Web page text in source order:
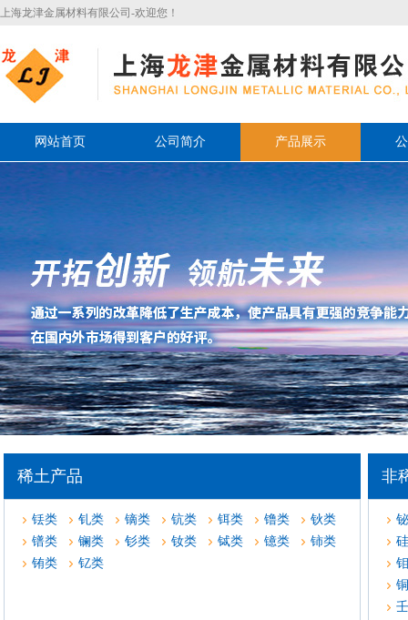
上海龙津金属材料有限公司-欢迎您！
网站首页 公司简介 产品展示
稀土产品
铥类 钆类 镝类 钪类 铒类 镥类
钬类
镨类
镧类 钐类 钕类 铽类 镱类
铈类
铕类
钇类
非